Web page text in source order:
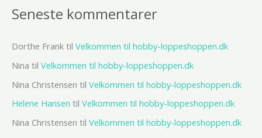
Seneste kommentarer
Dorthe Frank til Velkommen til hobby-loppeshoppen.dk
Nina til Velkommen til hobby-loppeshoppen.dk
Nina Christensen til Velkommen til hobby-loppeshoppen.dk
Helene Hansen til Velkommen til hobby-loppeshoppen.dk
Nina Christensen til Velkommen til hobby-loppeshoppen.dk